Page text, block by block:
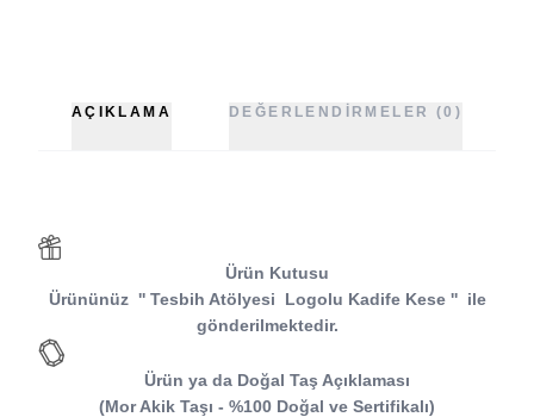
AÇIKLAMA DEĞERLENDIRMELER (0)
Ürün Kutusu
Ürününüz '' Tesbih Atölyesi Logolu Kadife Kese '' ile
gönderilmektedir.
Ürün ya da Doğal Taş Açıklaması
(Mor Akik Taşı - %100 Doğal ve Sertifikalı)